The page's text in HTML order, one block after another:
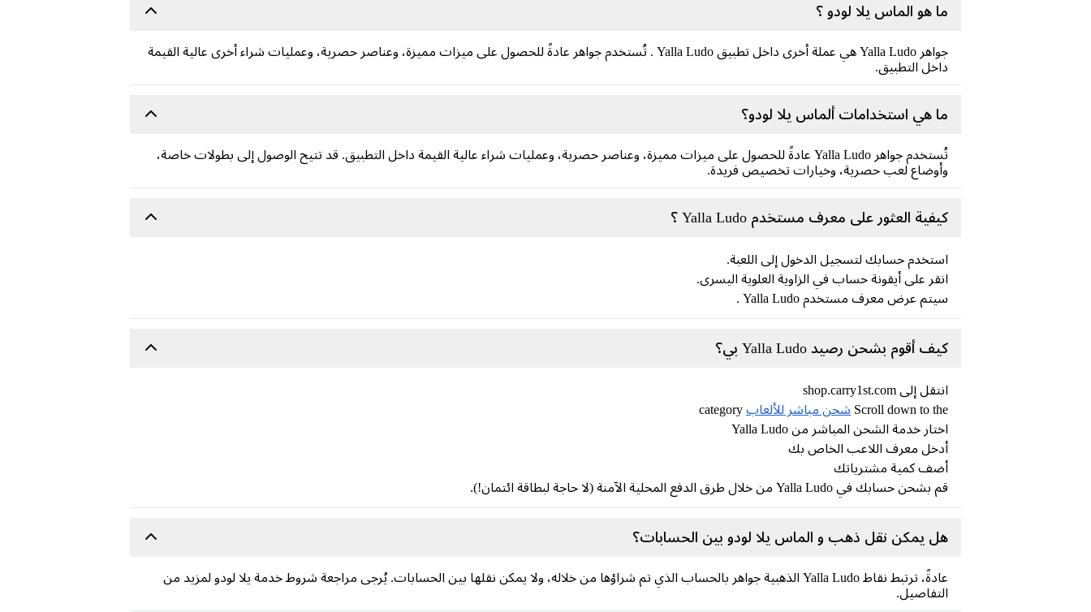
ما هو الماس يلا لودو ؟
جواهر Yalla Ludo هي عملة أخرى داخل تطبيق Yalla Ludo . تُستخدم جواهر عادةً للحصول على ميزات مميزة، وعناصر حصرية، وعمليات شراء أخرى عالية القيمة
داخل التطبيق.
ما هي استخدامات ألماس يلا لودو؟
تُستخدم جواهر Yalla Ludo عادةً للحصول على ميزات مميزة، وعناصر حصرية، وعمليات شراء عالية القيمة داخل التطبيق. قد تتيح الوصول إلى بطولات خاصة،
وأوضاع لعب حصرية، وخيارات تخصيص فريدة.
كيفية العثور على معرف مستخدم Yalla Ludo ؟
استخدم حسابك لتسجيل الدخول إلى اللعبة.
انقر على أيقونة حساب في الزاوية العلوية اليسرى.
سيتم عرض معرف مستخدم Yalla Ludo .
كيف أقوم بشحن رصيد Yalla Ludo بي؟
انتقل إلى shop.carry1st.com
Scroll down to the شحن مباشر للألعاب
اختار خدمة الشحن المباشر من Yalla Ludo
أدخل معرف اللاعب الخاص بك
أضف كمية مشترياتك
قم بشحن حسابك في Yalla Ludo من خلال طرق الدفع المحلية الآمنة (لا حاجة لبطاقة ائتمان!).
هل يمكن نقل ذهب و الماس يلا لودو بين الحسابات؟
عادةً، ترتبط نقاط Yalla Ludo الذهبية جواهر بالحساب الذي تم شراؤها من خلاله، ولا يمكن نقلها بين الحسابات. يُرجى مراجعة شروط خدمة يلا لودو لمزيد من
التفاصيل.